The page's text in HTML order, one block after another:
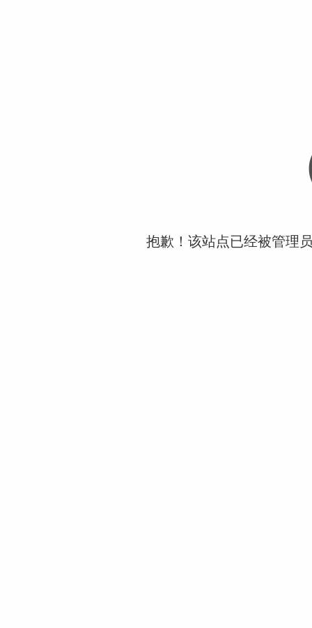
抱歉！该站点已经被管理